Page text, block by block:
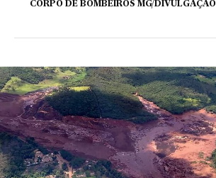
CORPO DE BOMBEIROS MG/DIVULGAÇÃO